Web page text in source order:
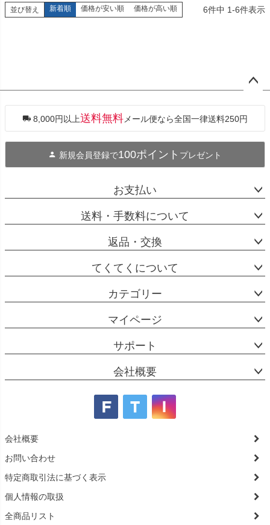
並び替え 新着順 価格が安い順 価格が高い順 6件中 1-6件表示
ジト
へ
8,000円以上送料無料 メール便なら全国一律送料250円
新規会員登録で100ポイント プレゼント
お支払い
送料・手数料について
返品・交換
てくてくについて
カテゴリー
マイページ
サポート
会社概要
会社概要
お問い合わせ
特定商取引法に基づく表示
個人情報の取扱
全商品リスト